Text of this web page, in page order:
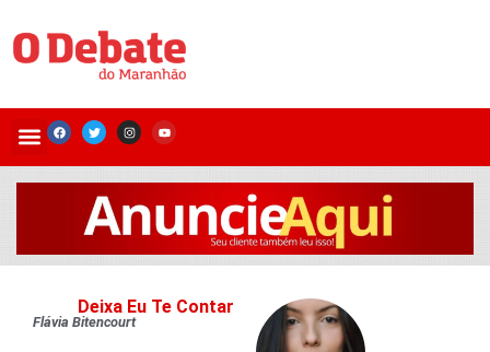
Deixa Eu Te Contar
Flávia Bitencourt